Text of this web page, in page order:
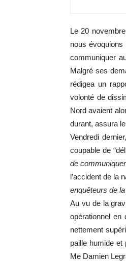
Le 20
nous
communiquer
Malgré ses
rédigea un
volonté de
Nord avaient
durant, assura
Vendredi
coupable de
de
l’accident de la
enquêteurs de
Au vu de la
opérationnel
nettement
paille humide et
Me Damien